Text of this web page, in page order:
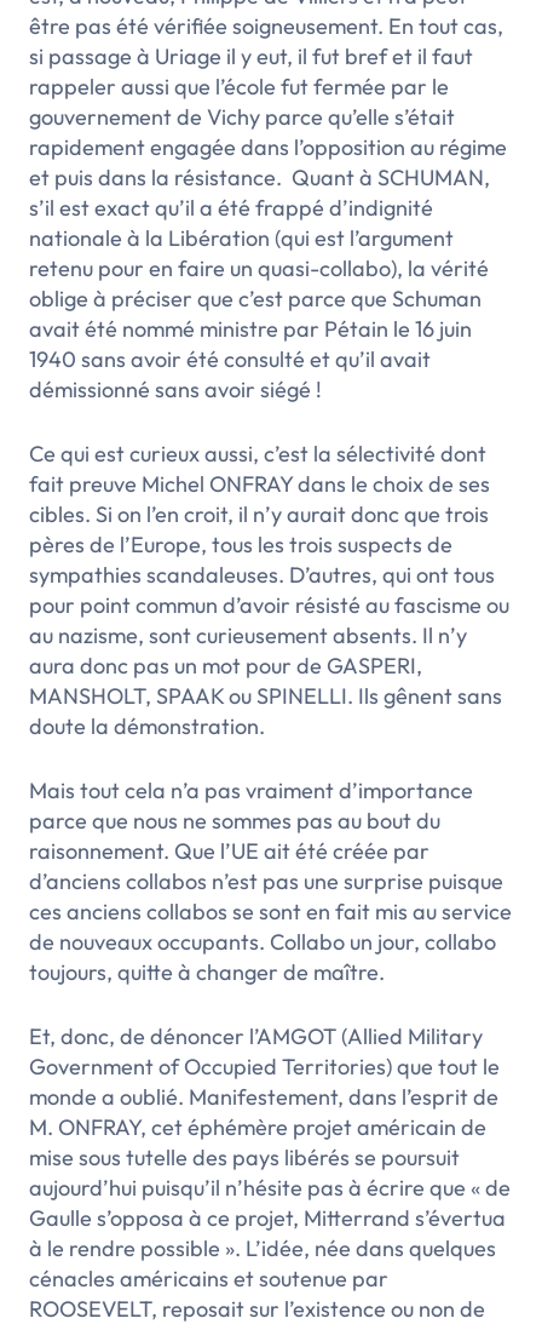
être pas été vérifiée soigneusement. En tout cas,
si passage à Uriage il y eut, il fut bref et il faut
rappeler aussi que l’école fut fermée par le
gouvernement de Vichy parce qu’elle s’était
rapidement engagée dans l’opposition au régime
et puis dans la résistance. Quant à SCHUMAN,
s’il est exact qu’il a été frappé d’indignité
nationale à la Libération (qui est l’argument
retenu pour en faire un quasi-collabo), la vérité
oblige à préciser que c’est parce que Schuman
avait été nommé ministre par Pétain le 16 juin
1940 sans avoir été consulté et qu’il avait
démissionné sans avoir siégé !
Ce qui est curieux aussi, c’est la sélectivité dont
fait preuve Michel ONFRAY dans le choix de ses
cibles. Si on l’en croit, il n’y aurait donc que trois
pères de l’Europe, tous les trois suspects de
sympathies scandaleuses. D’autres, qui ont tous
pour point commun d’avoir résisté au fascisme ou
au nazisme, sont curieusement absents. Il n’y
aura donc pas un mot pour de GASPERI,
MANSHOLT, SPAAK ou SPINELLI. Ils gênent sans
doute la démonstration.
Mais tout cela n’a pas vraiment d’importance
parce que nous ne sommes pas au bout du
raisonnement. Que l’UE ait été créée par
d’anciens collabos n’est pas une surprise puisque
ces anciens collabos se sont en fait mis au service
de nouveaux occupants. Collabo un jour, collabo
toujours, quitte à changer de maître.
Et, donc, de dénoncer l’AMGOT (Allied Military
Government of Occupied Territories)que tout le
monde a oublié. Manifestement, dans l’esprit de
M. ONFRAY, cet éphémère projet américain de
mise sous tutelle des pays libérés se poursuit
aujourd’hui puisqu’il n’hésite pas à écrire que « de
Gaulle s’opposa à ce projet, Mitterrand s’évertua
à le rendre possible ». L’idée, née dans quelques
cénacles américains et soutenue par
ROOSEVELT, reposait sur l’existence ou non de